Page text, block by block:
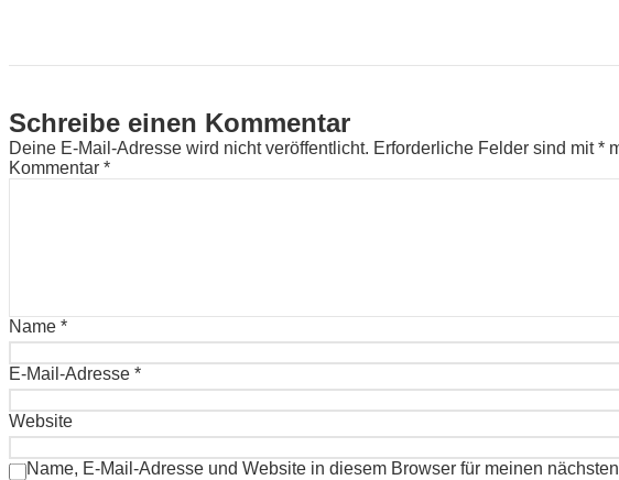
Schreibe einen Kommentar
Deine E-Mail-Adresse wird nicht veröffentlicht. Erforderliche Felder sind mit*
Kommentar *
Name *
E-Mail-Adresse *
Website
Name, E-Mail-Adresse und Website in diesem Browser für meinen